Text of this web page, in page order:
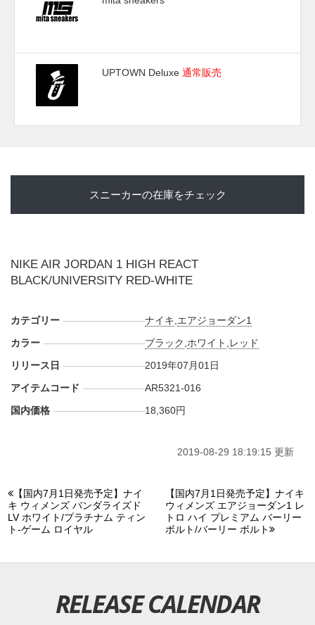
UPTOWN Deluxe 通常販売
スニーカーの在庫をチェック
NIKE AIR JORDAN 1 HIGH REACT
BLACK/UNIVERSITY RED-WHITE
カテゴリー ナイキ エアジョーダン1
カラー
ブラック ホワイト レッド
リリース日
2019年07月01日
アイテムコード
AR5321-016
国内価格
18,360円
2019-08-29 18:19:15 更新
【国内7月1日発売予定】ナイ
キ ウィメンズ バンダライズド
LV ホワイト/プラチナム ティン
ト-ゲーム ロイヤル
【国内7月1日発売予定】ナイキ
ウィメンズ エアジョーダン1 レ
トロ ハイ プレミアム バーリー
ボルト/バーリー ボルト
RELEASE CALENDAR